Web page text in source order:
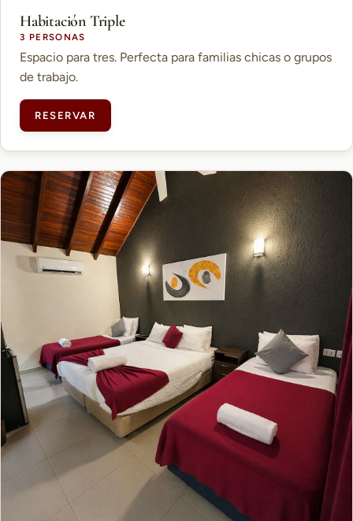
Habitación Triple
3 PERSONAS
Espacio para tres. Perfecta para familias chicas o grupos
de trabajo.
RESERVAR